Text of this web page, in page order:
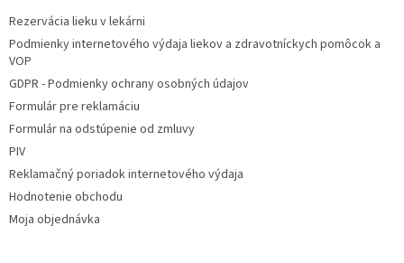
Rezervácia lieku v lekárni
Podmienky internetového výdaja liekov a zdravotníckych pomôcok a
VOP
GDPR - Podmienky ochrany osobných údajov
Formulár pre reklamáciu
Formulár na odstúpenie od zmluvy
PIV
Reklamačný poriadok internetového výdaja
Hodnotenie obchodu
Moja objednávka